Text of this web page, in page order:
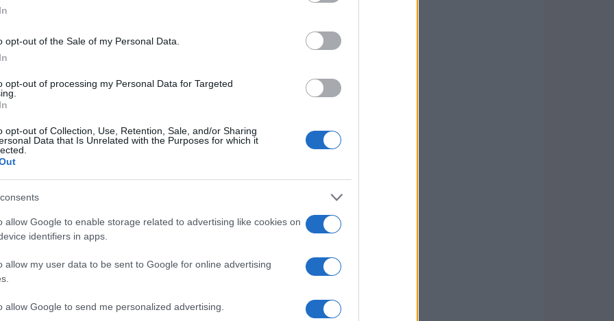
opt-out of the Sale of my Personal Data.
opt-out of processing my Personal Data for Targeted
opt-out of Collection, Use, Retention, Sale, and/or Sharing
Data that Is Unrelated with the Purposes for which it
allow Google to enable storage related to advertising like cookies on
identifiers in apps.
allow my user data to be sent to Google for online advertising
allow Google to send me personalized advertising.
il
La collezione include un’ampia gamma di
accessori, progettati per riflettere i valori
e un’estetica sofisticata.
Mela
dall’energia vibrante di
speciale per Ludovic. La sua visione del
che catturano l’essenza di una metropoli
dinostalgiaemodernità.